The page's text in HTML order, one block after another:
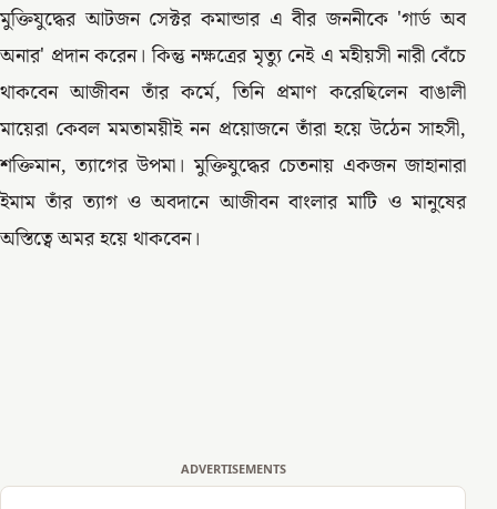
মুক্তিযুদ্ধের আটজন সেক্টর কমান্ডার এ বীর জননীকে 'গার্ড অব
অনার' প্রদান করেন। কিন্তু নক্ষত্রের মৃত্যু নেই এ মহীয়সী নারী বেঁচে
থাকবেন আজীবন তাঁর কর্মে, তিনি প্রমাণ করেছিলেন বাঙালী
মায়েরা কেবল মমতাময়ীই নন প্রয়োজনে তাঁরা হয়ে উঠেন সাহসী,
শক্তিমান, ত্যাগের উপমা। মুক্তিযুদ্ধের চেতনায় একজন জাহানারা
ইমাম তাঁর ত্যাগ ও অবদানে আজীবন বাংলার মাটি ও মানুষের
অস্তিত্বে অমর হয়ে থাকবেন।
ADVERTISEMENTS